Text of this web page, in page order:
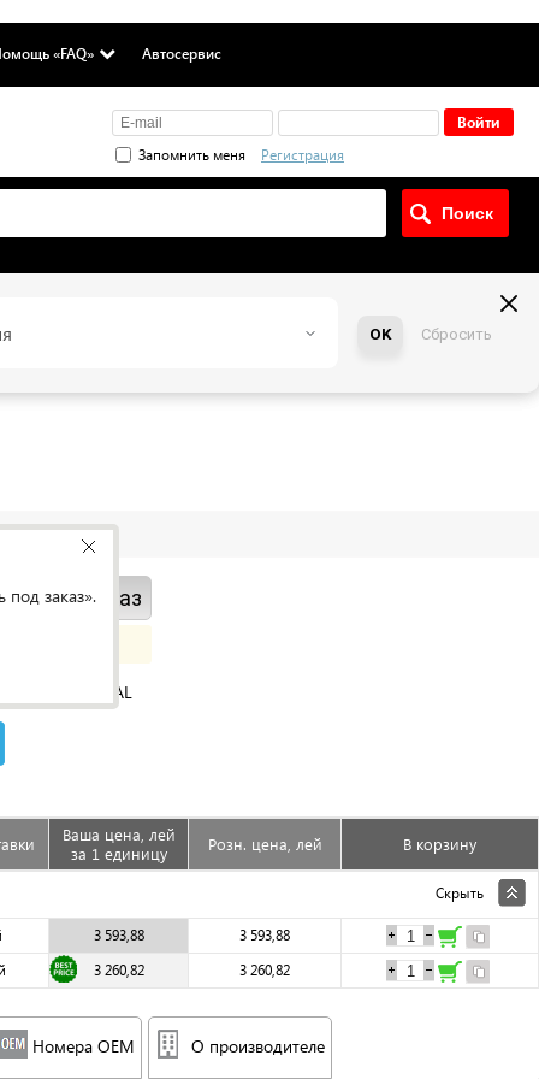
«FAQ» Автосервис
Запомнить меня Регистрация
OK Сбросить
под заказ
ORIGINAL
Ваша цена, лей
за 1 единицу
Розн. цена, лей В корзину
Скрыть
3 593,88
3 593,88
3 260,82 3 260,82
Номера OEM О производителе
заказ».